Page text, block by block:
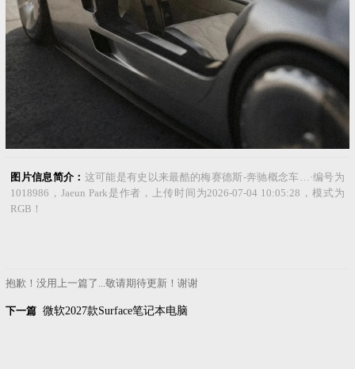
图片信息简介： 这可能是有史以来最酷的梅赛德斯-奔驰概念车…·编号为
1018986，Jaeun Park是作者，上传时间为2026-07-04 10:05:28，模式为
RGB！
抱歉！没用上一篇了...敬请期待更新！谢谢
下一篇微软2027款Surface笔记本电脑